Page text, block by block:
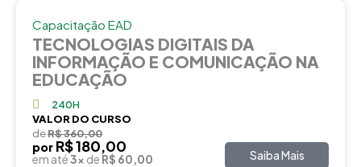
Capacitação EAD
TECNOLOGIAS DIGITAIS DA
INFORMAÇÃO E COMUNICAÇÃO NA
EDUCAÇÃO
240H
VALOR DO CURSO
deR$ 360,00
por R$ 180,00
em até3x de R$ 60,00 Saiba Mais